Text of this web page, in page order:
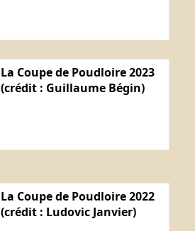
La Coupe de Poudloire 2023
(crédit : Guillaume Bégin)
La Coupe de Poudloire 2022
(crédit : Ludovic Janvier)